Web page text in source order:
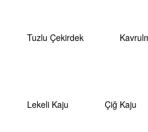
Tuzlu Çekirdek
Lekeli Kaju Çiğ Kaju